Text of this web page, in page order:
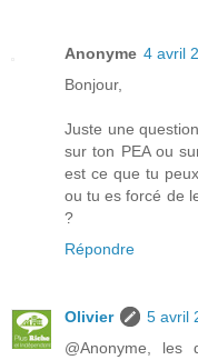
Anonyme 4 avril
Bonjour,
Juste une
sur ton PEA ou
est ce que tu
ou tu es forcé de
?
Répondre
Olivier
5 avril
@Anonyme, les